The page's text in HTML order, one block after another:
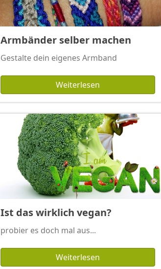
Armbänder selber machen
Gestalte dein eigenes Armband
Weiterlesen
Ist das wirklich vegan?
probier es doch mal aus...
Weiterlesen